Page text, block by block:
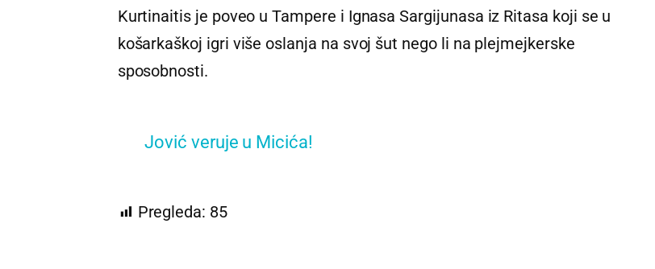
Kurtinaitis je poveo u Tampere i Ignasa Sargijunasa iz Ritasa koji se u
košarkaškoj igri više oslanja na svoj šut nego li na plejmejkerske
sposobnosti.
Jović veruje u Micića!
Pregleda: 85